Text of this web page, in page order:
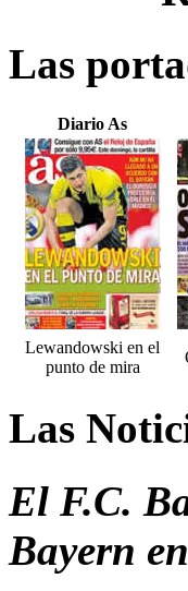
Las
Diario As
Lewandowski en el
punto de mira
Las
El F.C.
Bayern